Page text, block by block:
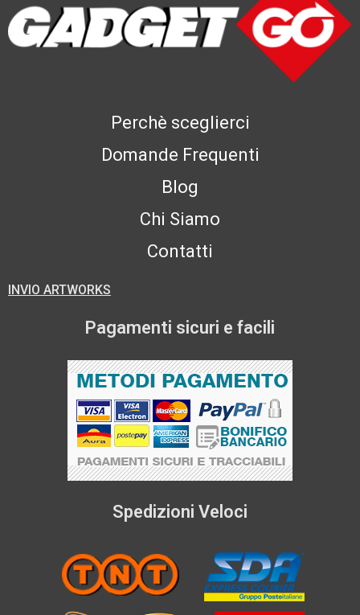
Perchè sceglierci
Domande Frequenti
Blog
Chi Siamo
Contatti
INVIO ARTWORKS
Pagamenti sicuri e facili
Spedizioni Veloci